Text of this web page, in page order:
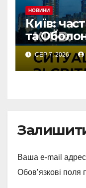
НОВИНИ
Київ:
та
аварію
СЕР 7, 2026
Ваша e-mail
Обов’язкові поля